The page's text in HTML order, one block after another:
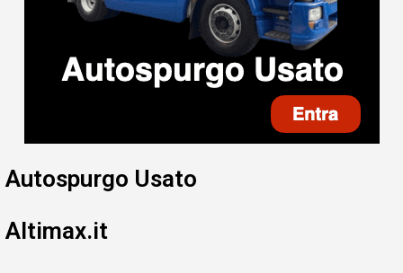
Autospurgo Usato
Altimax.it